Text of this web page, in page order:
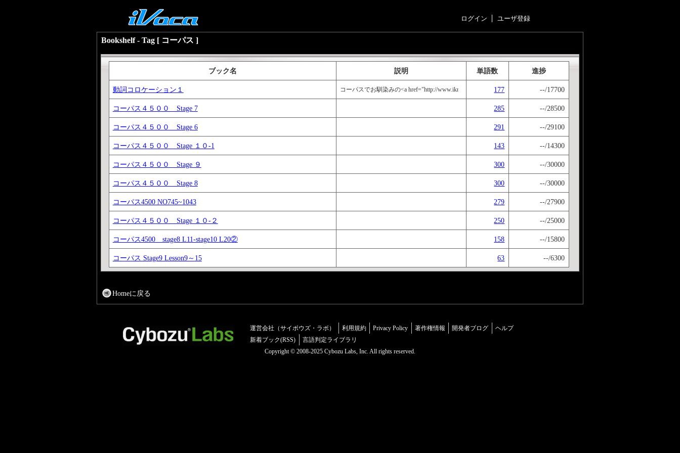
ログイン ユーザ登録
Bookshelf - Tag [ コーパス ]
ブック名 説明 単語数 進捗
動詞コロケーション１ コーパスでお馴染みの<a href="http://www.iknow.co.jp/users/Tono" target="new">投野先生</a>が監修したコースです。 動詞
177 --/17700
コーパス４５００ Stage 7 285 --/28500
コーパス４５００ Stage 6 291 --/29100
コーパス４５００ Stage １０-1 143 --/14300
コーパス４５００ Stage ９ 300 --/30000
コーパス４５００ Stage 8 300 --/30000
コーパス4500 NO745~1043 279 --/27900
コーパス４５００ Stage １０-２ 250 --/25000
コーパス4500 stage8 L11-stage10 L20② 158 --/15800
コーパス Stage9 Lesson9～15 63 --/6300
Homeに戻る
運営会社（サイボウズ・ラボ） 利用規約 Privacy Policy 著作権情報 開発者ブログ
ヘルプ
新着ブック(RSS)
言語判定ライブラリ
Copyright © 2008-2025 Cybozu Labs, Inc. All rights reserved.